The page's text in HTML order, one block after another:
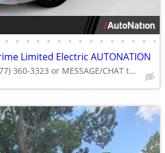
• • • • • • • • • • • • • • •
Limited Electric AUTONATION
Call (877) 360-3323 or MESSAGE/CHAT to confirm availability